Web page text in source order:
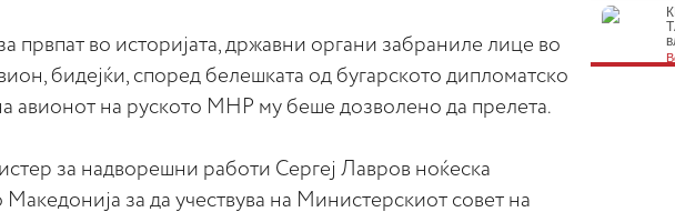
првпат во историјата, државни органи забраниле лице во
бидејќи, според белешката од бугарското дипломатско
авионот на руското МНР му беше дозволено да прелета.
за надворешни работи Сергеј Лавров ноќеска
Македонија за да учествува на Министерскиот совет на